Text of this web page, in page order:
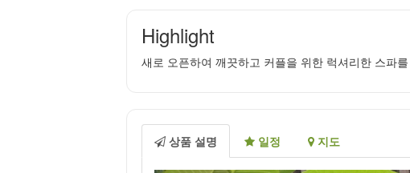
Highlight
새로 오픈하여 깨끗하고 커플을 위한 럭셔리한 스파
상품 설명 일정 지도